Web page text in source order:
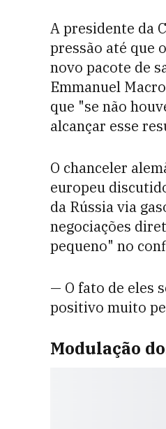
A presidente da
pressão até que
novo pacote de
Emmanuel
que "se não
alcançar esse
O chanceler
europeu
da Rússia via
negociações
pequeno" no
— O fato de eles
positivo muito
Modulação